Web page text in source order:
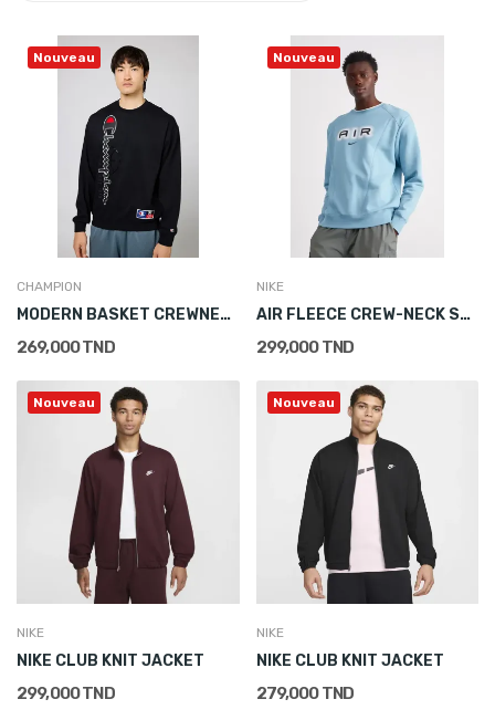
Nouveau
CHAMPION
MODERN BASKET CREWNECK SWEATSHIRT
269,000 TND
Nouveau
NIKE
AIR FLEECE CREW-NECK SWEATSHIRT
299,000 TND
Nouveau
NIKE
NIKE CLUB KNIT JACKET
299,000 TND
Nouveau
NIKE
NIKE CLUB KNIT JACKET
279,000 TND